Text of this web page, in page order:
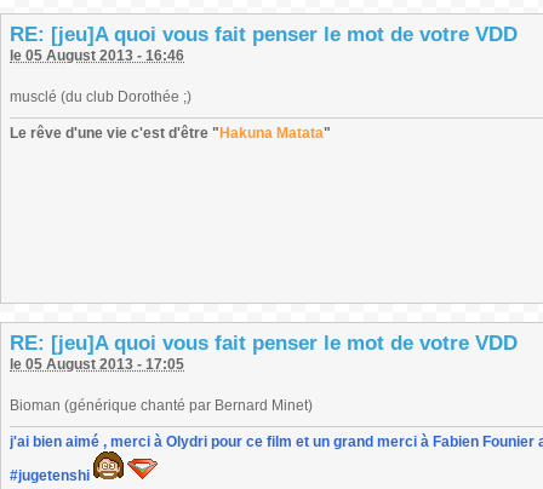
RE: [jeu]A quoi vous fait penser le mot de votre VDD
le 05 August 2013 - 16:46
musclé (du club Dorothée ;)
Le rêve d'une vie c'est d'être " Hakuna Matata"
RE: [jeu]A quoi vous fait penser le mot de votre VDD
le 05 August 2013 - 17:05
Bioman (générique chanté par Bernard Minet)
j'ai bien aimé , merci à Olydri pour ce film et un grand merci à Fabien
#jugetenshi